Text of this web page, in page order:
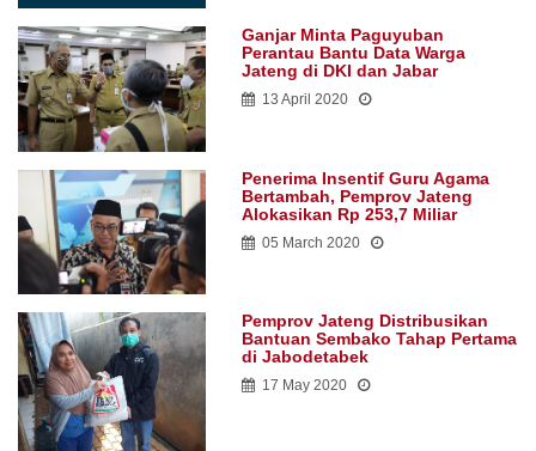
Ganjar Minta Paguyuban
Perantau Bantu Data Warga
Jateng di DKI dan Jabar
13 April 2020
Penerima Insentif Guru Agama
Bertambah, Pemprov Jateng
Alokasikan Rp 253,7 Miliar
05 March 2020
Pemprov Jateng Distribusikan
Bantuan Sembako Tahap Pertama
di Jabodetabek
17 May 2020